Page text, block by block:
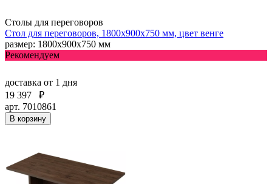
Столы для переговоров
Стол для переговоров, 1800х900х750 мм, цвет венге
размер: 1800х900х750 мм
Рекомендуем
доставка от 1 дня
19 397
₽
арт. 7010861
В корзину